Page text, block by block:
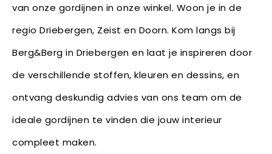
van onze gordijnen in onze winkel. Woon je in de
regio Driebergen, Zeist en Doorn. Kom langs bij
Berg&Berg in Driebergen en laat je inspireren door
de verschillende stoffen, kleuren en dessins, en
ontvang deskundig advies van ons team om de
ideale gordijnen te vinden die jouw interieur
compleet maken.